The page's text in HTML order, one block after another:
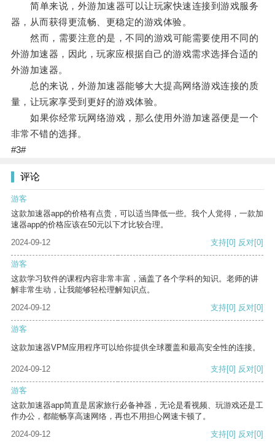
简单来说，外游加速器可以让玩家快速连接到游戏服务
器，从而获得更流畅、更稳定的游戏体验。
然而，需要注意的是，不同的游戏可能需要使用不同的
外游加速器，因此，玩家应根据自己的游戏需求选择合适的
外游加速器。
总的来说，外游加速器能够大大提高网络游戏连接的质
量，让玩家享受到更好的游戏体验。
如果你经常玩网络游戏，那么使用外游加速器便是一个
非常不错的选择。
#3#
评论
游客
这款加速器app的价格有点贵，可以适当降低一些。我个人觉得，一款加
速器app的价格应该在50元以下才比较合理。
2024-09-12
支持[0] 反对[0]
游客
这款学习软件的课程内容非常丰富，涵盖了各个学科的知识。老师的讲
解非常生动，让我能够轻松理解知识点。
2024-09-12
支持[0] 反对[0]
游客
这款加速器VPM应用程序可以给你提供全球覆盖和最高安全性的连接。
2024-09-12 支持[0] 反对[0]
游客
这款加速器app简直是居家旅行必备神器，无论是看视频、玩游戏还是工
作办公，都能畅享高速网络，再也不用担心网速卡顿了。
2024-09-12
支持[0] 反对[0]